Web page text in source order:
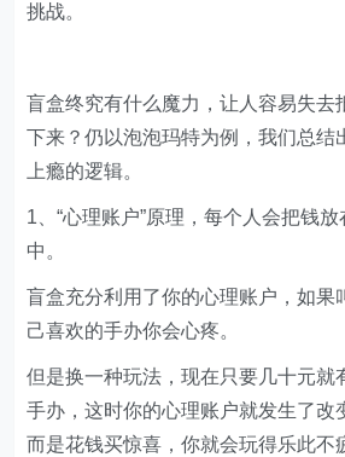
挑战。
盲盒终究有什么魔力，让人容易失去
下来？仍以泡泡玛特为例，我们总结
上瘾的逻辑。
1、“心理账户”原理，每个人会把钱
中。
盲盒充分利用了你的心理账户，如果
己喜欢的手办你会心疼。
但是换一种玩法，现在只要几十元就
手办，这时你的心理账户就发生了改
而是花钱买惊喜，你就会玩得乐此不